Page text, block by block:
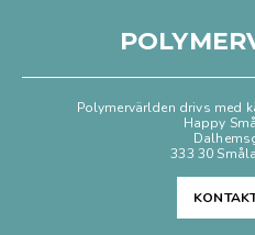
Polymervärlden drivs med
Happy
333 30